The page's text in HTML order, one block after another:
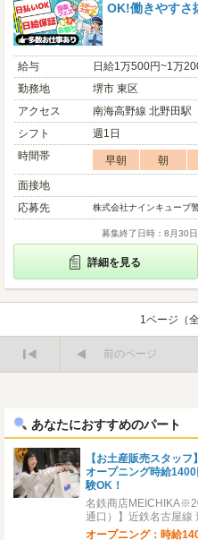
OK!働きやすさ
給与
日給1万500円~1万
勤務地
堺市 東区
アクセス
南海高野線 北野田駅
シフト
週1日
時間帯
早朝 朝
面接地
応募先
株式会社ナインキューブ
募集終了日時：8月30日
詳細を見る
1ページ（
前のページ
あなたにおすすめのパート
【お土産販売スタッフ】
オープニング時給
験OK！
名鉄商店
通口）】近鉄名古屋線
オープニング：時給